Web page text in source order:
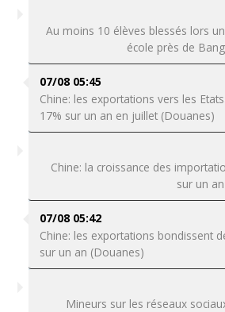
Au moins 10 élèves blessés lors
école près de
07/08 05:45
Chine: les exportations vers les
17% sur un an en juillet (Douanes)
Chine: la croissance des
sur un
07/08 05:42
Chine: les exportations bondissent
sur un an (Douanes)
Mineurs sur les réseaux